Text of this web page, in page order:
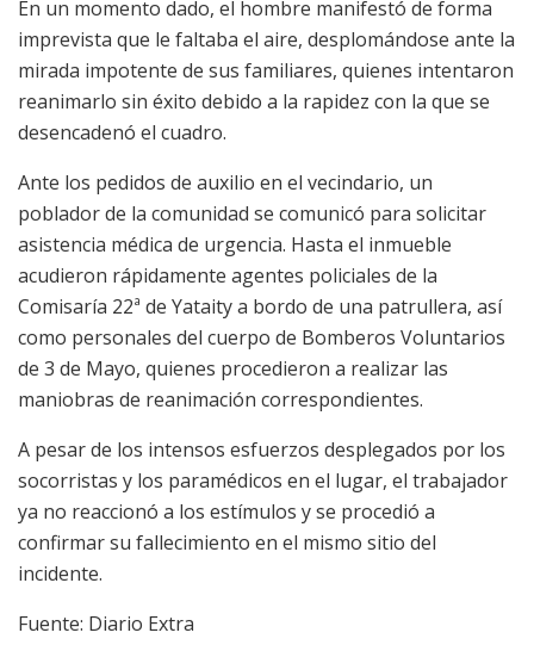
En un momento dado, el hombre manifestó de forma
imprevista que le faltaba el aire, desplomándose ante la
mirada impotente de sus familiares, quienes intentaron
reanimarlo sin éxito debido a la rapidez con la que se
desencadenó el cuadro.
Ante los pedidos de auxilio en el vecindario, un
poblador de la comunidad se comunicó para solicitar
asistencia médica de urgencia. Hasta el inmueble
acudieron rápidamente agentes policiales de la
Comisaría 22ª de Yataity a bordo de una patrullera, así
como personales del cuerpo de Bomberos Voluntarios
de 3 de Mayo, quienes procedieron a realizar las
maniobras de reanimación correspondientes.
A pesar de los intensos esfuerzos desplegados por los
socorristas y los paramédicos en el lugar, el trabajador
ya no reaccionó a los estímulos y se procedió a
confirmar su fallecimiento en el mismo sitio del
incidente.
Fuente: Diario Extra